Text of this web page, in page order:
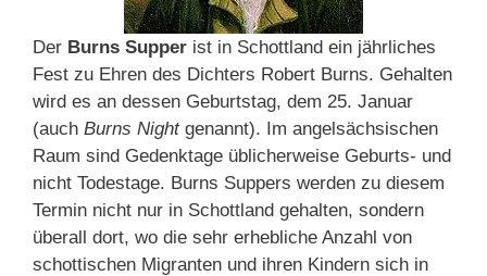
Der Burns Supper ist in Schottland ein jährliches
Fest zu Ehren des Dichters Robert Burns. Gehalten
wird es an dessen Geburtstag, dem 25. Januar
(auch Burns Nightgenannt). Im angelsächsischen
Raum sind Gedenktage üblicherweise Geburts- und
nicht Todestage. Burns Suppers werden zu diesem
Termin nicht nur in Schottland gehalten, sondern
überall dort, wo die sehr erhebliche Anzahl von
schottischen Migranten und ihren Kindern sich in